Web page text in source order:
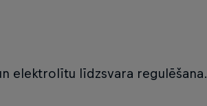
elektrolītu līdzsvara regulēšana.